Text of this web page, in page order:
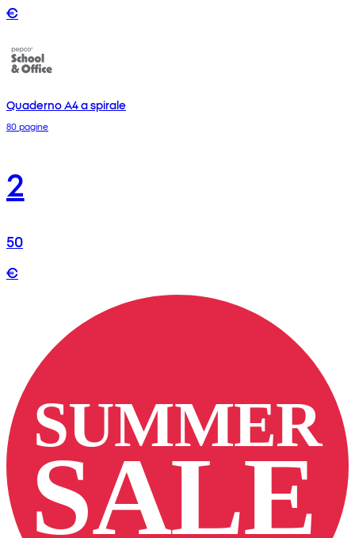
€
Quaderno A4 a spirale
80 pagine
2
50
€